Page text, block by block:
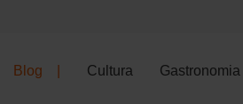
Blog Cultura Gastronomia